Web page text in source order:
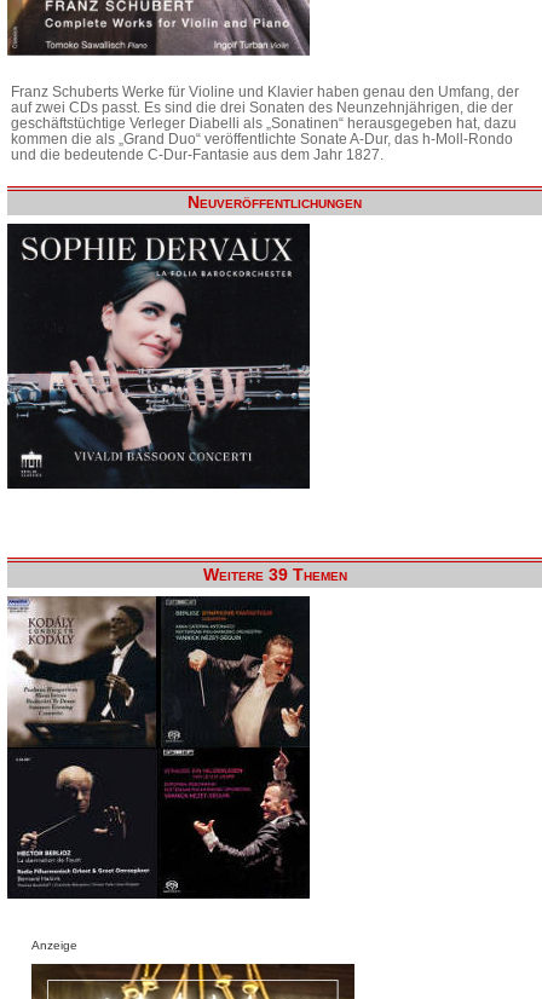
Franz Schuberts Werke für Violine und Klavier haben genau den Umfang, der
auf zwei CDs passt. Es sind die drei Sonaten des Neunzehnjährigen, die der
geschäftstüchtige Verleger Diabelli als „Sonatinen“ herausgegeben hat, dazu
kommen die als „Grand Duo“ veröffentlichte Sonate A-Dur, das h-Moll-Rondo
und die bedeutende C-Dur-Fantasie aus dem Jahr 1827.
Neuveröffentlichungen
Weitere 39 Themen
Anzeige